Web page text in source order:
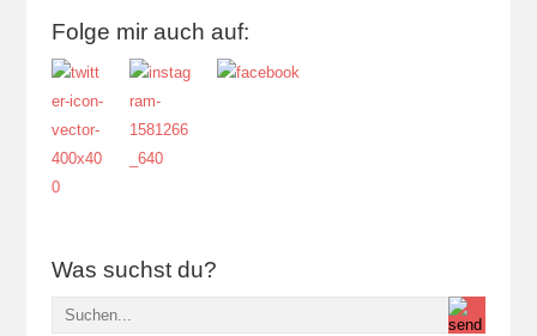
Folge mir auch auf:
Was suchst du?